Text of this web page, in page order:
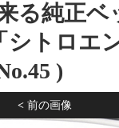
る純正
トロエ
45 )
前の画像